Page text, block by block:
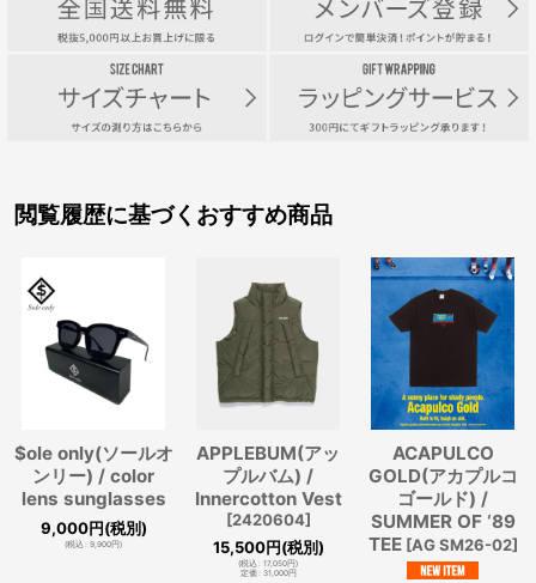
閲覧履歴に基づくおすすめ商品
$ole only(ソールオ
ンリー) / color
lens sunglasses
9,000円(税別)
(税込: 9,900円)
APPLEBUM(アッ
プルバム) /
Innercotton Vest
[2420604]
15,500円(税別)
(税込: 17,050円)
定価 : 31,000円
ACAPULCO
GOLD(アカプルコ
ゴールド) /
SUMMER OF ‘89
TEE [AG SM26-02]